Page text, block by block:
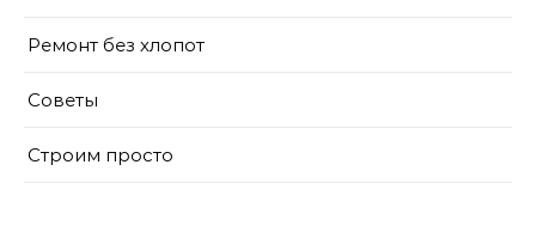
Ремонт без хлопот
Советы
Строим просто